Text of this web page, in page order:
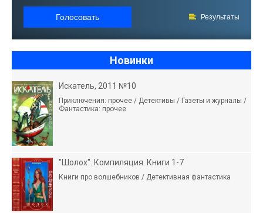
Голосовать Результаты
Новинки
Искатель, 2011 №10
Приключения: прочее / Детективы / Газеты и журналы /
Фантастика: прочее
"Шолох". Компиляция. Книги 1-7
Книги про волшебников / Детективная фантастика